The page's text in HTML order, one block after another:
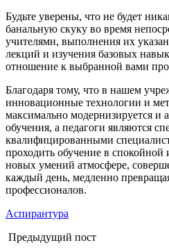
Будьте уверены, что не будет
банальную скуку во время
учителями, выполнения их
лекций и изучения базовых
отношение к выбранной вами
Благодаря тому, что в нашем
инновационные технологии и
максимально модернизируется и
обучения, а педагоги являются
квалифицированными
проходить обучение в
новых умений атмосфере,
каждый день, медленно
профессионалов.
Аспирантура
Предыдущий пост